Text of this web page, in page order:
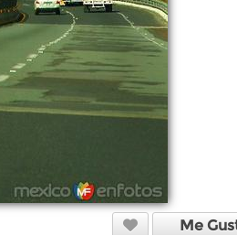
Me